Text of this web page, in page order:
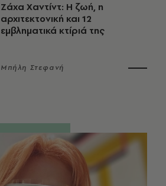
Ζάχα Χαντίντ: Η ζωή, η
αρχιτεκτονική και 12
εμβληματικά κτίριά της
Μπήλη Στεφανή